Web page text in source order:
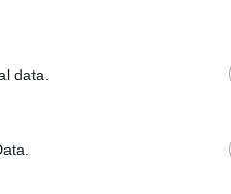
data.
di un furto che ha
mascherato, il
I dettagli sul
mirato, specifico,